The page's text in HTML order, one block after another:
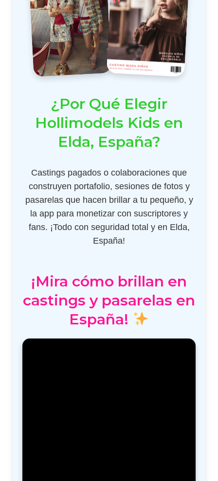
¿Por Qué Elegir
Hollimodels Kids en
Elda, España?
Castings pagados o colaboraciones que
construyen portafolio, sesiones de fotos y
pasarelas que hacen brillar a tu pequeño, y
la app para monetizar con suscriptores y
fans. ¡Todo con seguridad total y en Elda,
España!
¡Mira cómo brillan en
castings y pasarelas en
España!